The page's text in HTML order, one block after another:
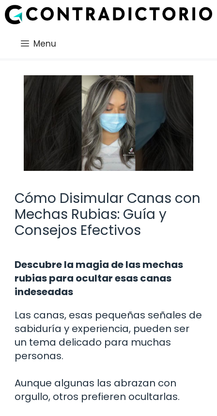
Saltar
al
Menu
Cómo Disimular Canas con
Mechas Rubias: Guía y
Consejos Efectivos
Descubre la magia de las mechas
rubias para ocultar esas canas
indeseadas
Las canas, esas pequeñas señales de
sabiduría y experiencia, pueden ser
un tema delicado para muchas
personas.
Aunque algunas las abrazan con
orgullo, otros prefieren ocultarlas.